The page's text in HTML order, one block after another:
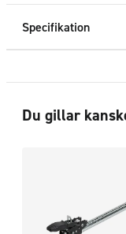
Specifikation
Du gillar